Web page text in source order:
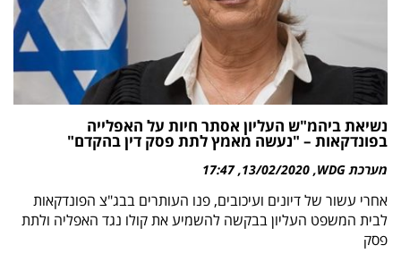
נשיאת ביהמ"ש העליון אסתר חיות על האפלייה
בפונדקאות – "נעשה מאמץ לתת פסק דין בהקדם"
מערכת WDG 13/02/2020
17:47
אחרי עשור של דיונים ועיכובים, פנו העותרים בבג"צ הפונדקאות
לבית המשפט העליון בבקשה להשמיע את קולו נגד האפליה ולתת
פסק